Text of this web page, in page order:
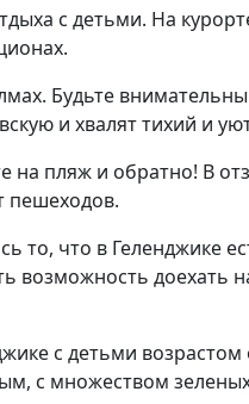
с детьми. На
Будьте
и хвалят тихий и
на пляж и обратно! В
пешеходов.
то, что в Геленджике
возможность доехать
с детьми
с множеством